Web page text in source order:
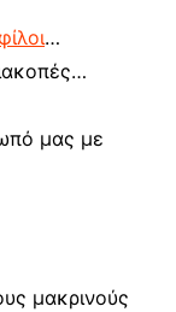
…
μας με
μακρινούς